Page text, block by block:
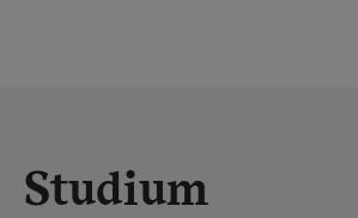
Studium